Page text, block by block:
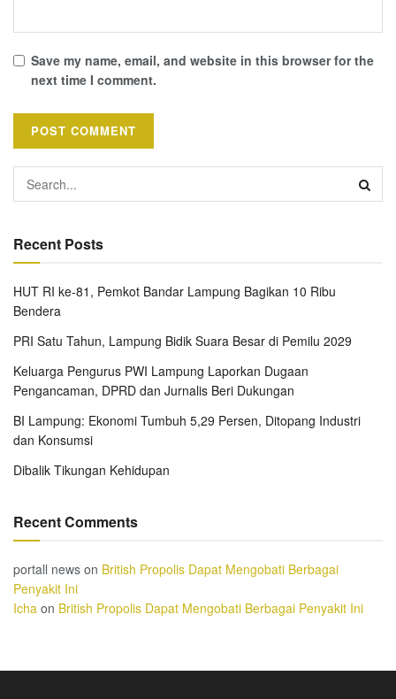
Save my name, email, and website in this browser for the
next time I comment.
Recent Posts
HUT RI ke-81, Pemkot Bandar Lampung Bagikan 10 Ribu
Bendera
PRI Satu Tahun, Lampung Bidik Suara Besar di Pemilu 2029
Keluarga Pengurus PWI Lampung Laporkan Dugaan
Pengancaman, DPRD dan Jurnalis Beri Dukungan
BI Lampung: Ekonomi Tumbuh 5,29 Persen, Ditopang Industri
dan Konsumsi
Dibalik Tikungan Kehidupan
Recent Comments
portall news on British Propolis Dapat Mengobati Berbagai
Penyakit Ini
Icha on British Propolis Dapat Mengobati Berbagai Penyakit Ini